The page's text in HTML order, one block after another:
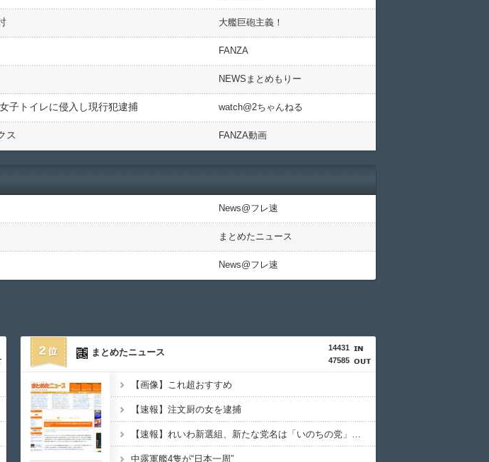
大艦巨砲主義！
FANZA
NEWSまとめもりー
子トイレに侵入し現行犯逮捕 watch@2ちゃんねる
ス FANZA動画
News@フレ速
まとめたニュース
News@フレ速
2
14431
47585
まとめたニュース
【画像】これ超おすすめ
【速報】注文厨の女を逮捕
【速報】れいわ新選組、新たな党名は「いのちの党」 略称は「いのち」
中露軍艦4隻が“日本一周”